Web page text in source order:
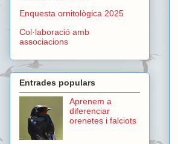
Enquesta ornitològica 2025
Col·laboració amb
associacions
Entrades populars
Aprenem a
diferenciar
orenetes i falciots